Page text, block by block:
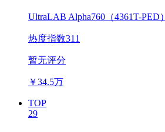
UltraLAB Alpha760（4361T-PED）
热度指数311
暂无评分
￥34.5万
TOP
29